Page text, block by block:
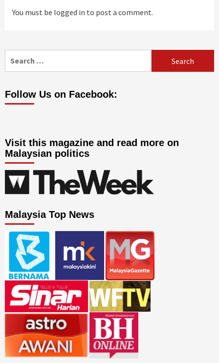
You must be logged in to post a comment.
Follow Us on Facebook:
Visit this magazine and read more on
Malaysian politics
Malaysia Top News